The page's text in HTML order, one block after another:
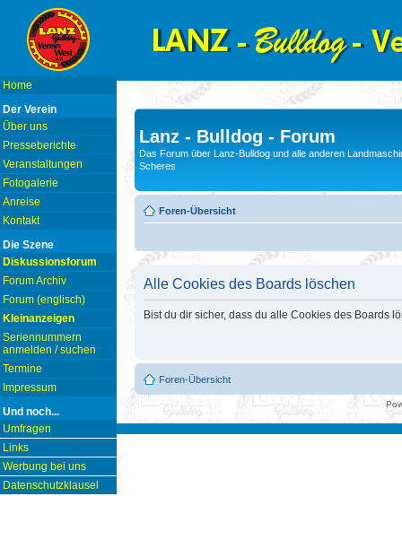
Home
Der Verein
Über uns
Presseberichte
Veranstaltungen
Fotogalerie
Anreise
Kontakt
Die Szene
Diskussionsforum
Forum Archiv
Forum (englisch)
Kleinanzeigen
Seriennummern
anmelden / suchen
Termine
Impressum
Und noch...
Umfragen
Links
Werbung bei uns
Datenschutzklausel
Lanz - Bulldog - Forum
Das Forum über Lanz-Bulldog und alle anderen
Scheres
Foren-Übersicht
Alle Cookies des Boards löschen
Bist du dir sicher, dass du alle Cookies des Boards
Foren-Übersicht